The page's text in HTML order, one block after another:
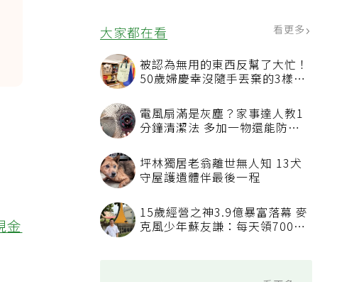
大家都在看
被認為無用的東西反幫了大忙！
50歲婦慶幸沒隨手丟棄的3樣物
電風扇滿是灰塵？家事達人教1
坪林獨居老翁離世無人知 13犬
守屋護遺體伴最後一程
15歲經營之神3.9億暴富落幕 麥
金